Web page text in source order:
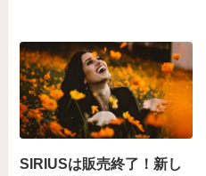
SIRIUSは販売終了！新し